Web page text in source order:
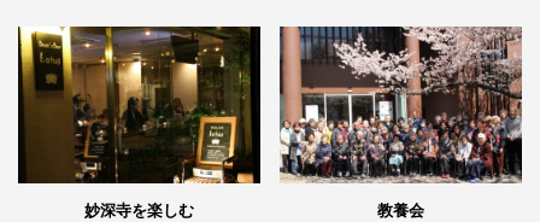
妙深寺を楽しむ 教養会